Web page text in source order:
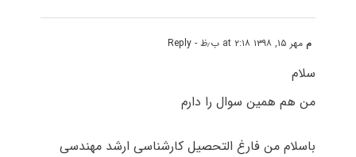
م مهر ۱۵, ۱۳۹۸ at ۲:۱۸ ب٫ظ - Reply
سلام
من هم همین سوال را دارم
باسلام من فارغ التحصیل کارشناسی ارشد مهندسی